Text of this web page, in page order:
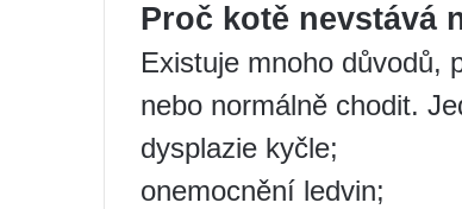
Proč kotě nevstává
Existuje mnoho důvodů,
nebo normálně chodit.
dysplazie kyčle;
onemocnění ledvin;